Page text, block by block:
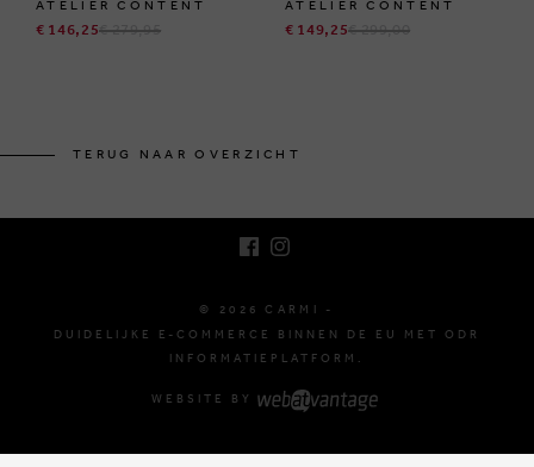
ATELIER CONTENT
€ 146,25€ 279,95
ATELIER CONTENT
€ 149,25€ 299,00
TERUG NAAR OVERZICHT
© 2026 CARMI -
DUIDELIJKE E-COMMERCE BINNEN DE EU MET ODR
INFORMATIEPLATFORM.
WEBSITE BY